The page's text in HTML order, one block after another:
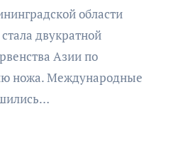
области
двукратной
Азии по
ножа. Международные